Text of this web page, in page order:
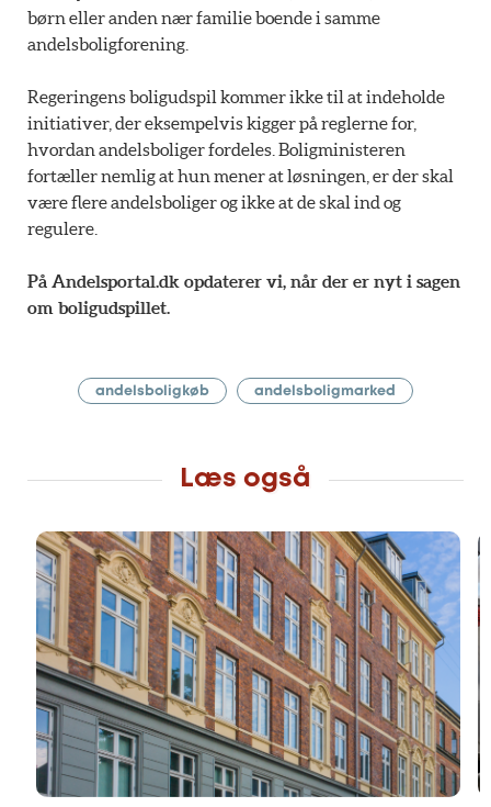
børn eller anden nær familie boende i samme
andelsboligforening.
Regeringens boligudspil kommer ikke til at indeholde
initiativer, der eksempelvis kigger på reglerne for,
hvordan andelsboliger fordeles. Boligministeren
fortæller nemlig at hun mener at løsningen, er der skal
være flere andelsboliger og ikke at de skal ind og
regulere.
På Andelsportal.dk opdaterer vi, når der er nyt i sagen
om boligudspillet.
andelsboligkøb andelsboligmarked
Læs også